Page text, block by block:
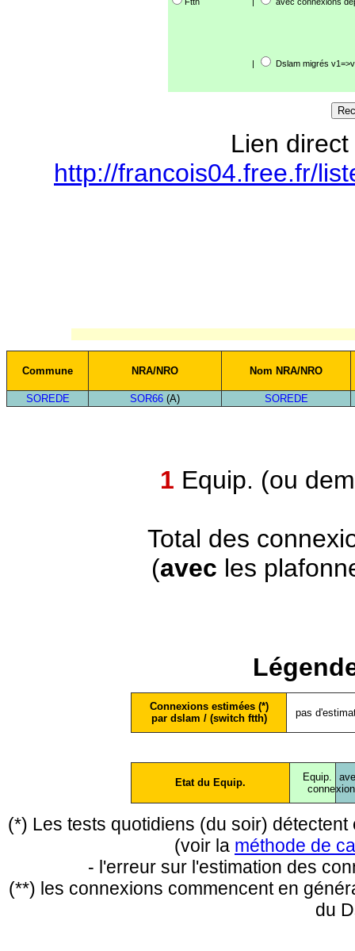
| Dslam migrés
Lien
http://francois04.free.fr/
Commune NRA/NRO Nom NRA/NRO
SOREDE SOR66 (A) SOREDE
1 Equip. (ou
Total des
(avec les
Connexions estimées (*)
par dslam / (switch ftth)
pas
Etat du Equip.
Equip.
conne
(*) Les tests quotidiens (du soir)
(voir la méthode de
- l'erreur sur l'estimation des
(**) les connexions commencent en
du